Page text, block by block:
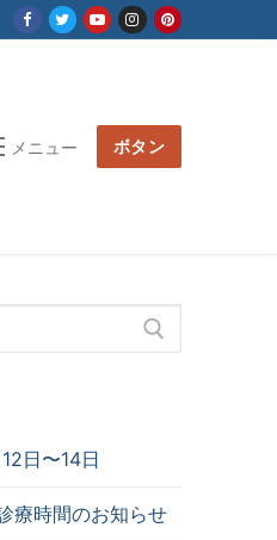
メニュー ボタン
日〜14日
療時間のお知らせ